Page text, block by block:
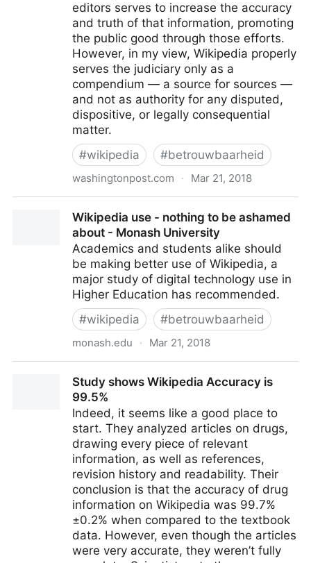
editors serves to increase the accuracy
and truth of that information, promoting
the public good through those efforts.
However, in my view, Wikipedia properly
serves the judiciary only as a
compendium — a source for sources —
and not as authority for any disputed,
dispositive, or legally consequential
matter.
#wikipedia #betrouwbaarheid
washingtonpost.com · Mar 21, 2018
Washington PostWikipedia use - nothing to be ashamed
about - Monash University
Academics and students alike should
be making better use of Wikipedia, a
major study of digital technology use in
Higher Education has recommended.
#wikipedia #betrouwbaarheid
monash.edu · Mar 21, 2018
Monash UniversityStudy shows Wikipedia Accuracy is
99.5%
Indeed, it seems like a good place to
start. They analyzed articles on drugs,
drawing every piece of relevant
information, as well as references,
revision history and readability. Their
conclusion is that the accuracy of drug
information on Wikipedia was 99.7%
±0.2% when compared to the textbook
data. However, even though the articles
were very accurate, they weren’t fully